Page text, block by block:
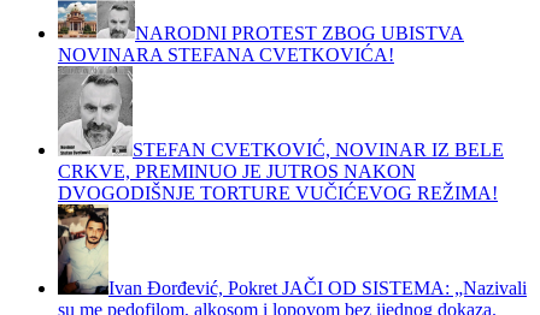
NARODNI PROTEST ZBOG UBISTVA
NOVINARA STEFANA CVETKOVIĆA!
STEFAN CVETKOVIĆ, NOVINAR IZ BELE
CRKVE, PREMINUO JE JUTROS NAKON
DVOGODIŠNJE TORTURE VUČIĆEVOG REŽIMA!
Ivan Đorđević, Pokret JAČI OD SISTEMA: „Nazivali
su me pedofilom, alkosom i lopovom bez ijednog dokaza.